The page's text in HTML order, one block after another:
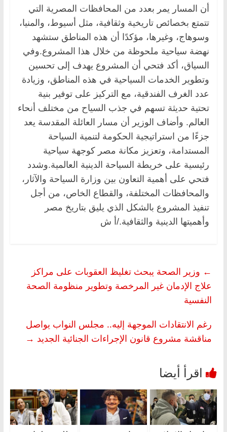
أن المسار يمر بعدد من المحافظات المصرية التي
تتمتع بخصائص تاريخية وثقافية، مثل أسيوط، والمنيا،
وسوهاج، وغيرها، مؤكدًا أن هذه المناطق ستشهد
نهضة سياحية ملحوظة من خلال هذا المشروع.وفي
السياق، أكد فتحي أن المشروع يهدف إلى تحسين
وتطوير الخدمات السياحية في هذه المناطق، وزيادة
عدد الغرف الفندقية، مع التركيز على توفير بنية
تحتية حديثة تسهم في جذب السياح من مختلف أنحاء
العالم. وأضاف الوزير أن مسار العائلة المقدسة يعد
جزءًا من استراتيجية الحكومة لتنمية السياحة
المستدامة، وتعزيز مكانة مصر كوجهة سياحية
رئيسية على خريطة السياحة الدينية العالمية.وشدد
فتحي على أهمية التعاون بين وزارة السياحة والآثار،
والمحافظات المختلفة، والقطاع الخاص، من أجل
تنفيذ المشروع بالشكل الذي يليق بتاريخ مصر
وأهميتها الدينية والثقافية./أ ش
← وزير الصحة يبحث تغليظ العقوبات على مراكز
علاج الإدمان غير المرخصة وتطوير منظومة الصحة
النفسية
رغم الانتقادات الموجهة إليه.. مجلس النواب يواصل
مناقشة مشروع قانون الإجراءات الجنائية الجديد →